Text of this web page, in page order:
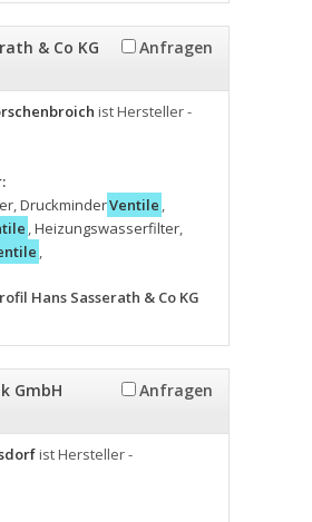
& Co KG Anfragen
ist Hersteller -
,DruckminderVentile ,
,Heizungswasserfilter,
,
Hans Sasserath & Co KG
GmbH Anfragen
ist Hersteller -